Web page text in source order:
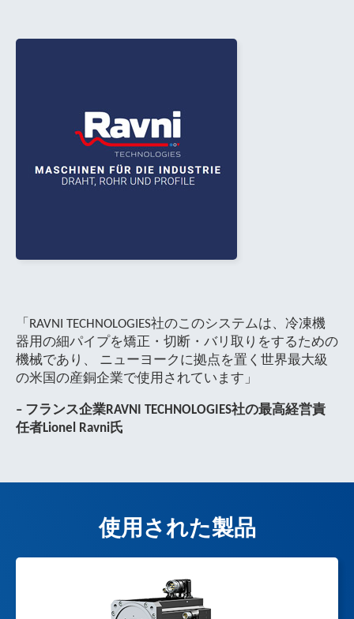
「RAVNI TECHNOLOGIES社のこのシステムは、冷凍機
器用の細パイプを矯正・切断・バリ取りをするための
機械であり、 ニューヨークに拠点を置く世界最大級
の米国の産銅企業で使用されています」
– フランス企業RAVNI TECHNOLOGIES社の最高経営責
任者Lionel Ravni氏
使用された製品